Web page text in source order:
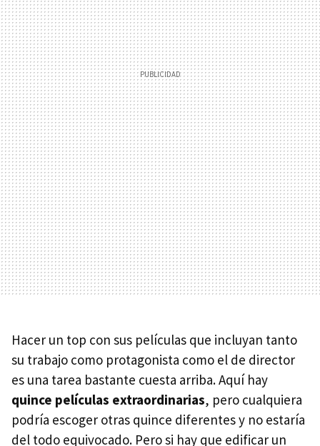
Hacer un top con sus películas que incluyan tanto
su trabajo como protagonista como el de director
es una tarea bastante cuesta arriba. Aquí hay
quince películas extraordinarias, pero cualquiera
podría escoger otras quince diferentes y no estaría
del todo equivocado. Pero si hay que edificar un